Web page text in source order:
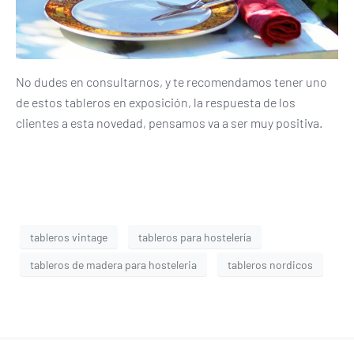
No dudes en consultarnos, y te recomendamos tener uno
de estos tableros en exposición, la respuesta de los
clientes a esta novedad, pensamos va a ser muy positiva.
tableros vintage tableros para hostelería
tableros de madera para hosteleria tableros nordicos